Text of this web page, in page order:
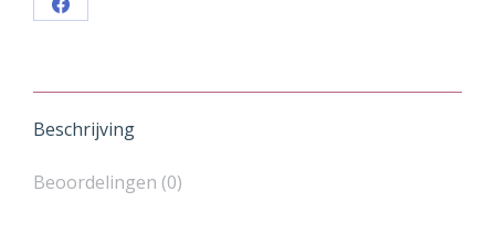
Share
Facebook
Beschrijving
Beoordelingen (0)